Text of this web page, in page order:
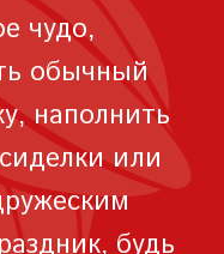
чудо,
обычный
наполнить
или
будь